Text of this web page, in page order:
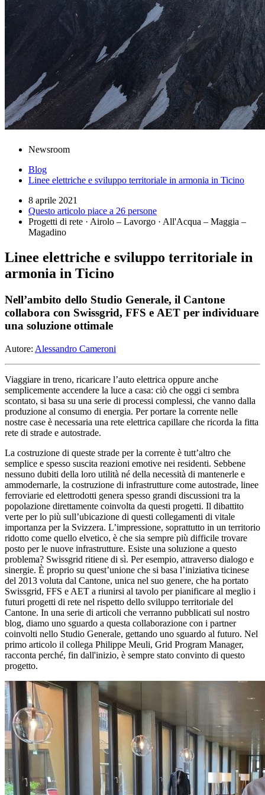
Newsroom
Blog
Linee elettriche e sviluppo territoriale in armonia in Ticino
8 aprile 2021
Questo articolo piace a 26 persone
Progetti di rete · Airolo – Lavorgo · All'Acqua – Maggia –
Magadino
Linee elettriche e sviluppo territoriale in
armonia in Ticino
Nell’ambito dello Studio Generale, il Cantone
collabora con Swissgrid, FFS e AET per individuare
una soluzione ottimale
Autore: Alessandro Cameroni
Viaggiare in treno, ricaricare l’auto elettrica oppure anche
semplicemente accendere la luce a casa: ciò che oggi ci sembra
scontato, si basa su una serie di processi complessi, che vanno dalla
produzione al consumo di energia. Per portare la corrente nelle
nostre case è necessaria una rete elettrica capillare che ricorda la fitta
rete di strade e autostrade.
La costruzione di queste strade per la corrente è tutt’altro che
semplice e spesso suscita reazioni emotive nei residenti. Sebbene
nessuno dubiti della loro utilità né della necessità di mantenerle e
ammodernarle, la costruzione di infrastrutture come autostrade, linee
ferroviarie ed elettrodotti genera spesso grandi discussioni tra la
popolazione direttamente coinvolta da questi progetti. Il dibattito
verte per lo più sull’ubicazione di questi collegamenti di vitale
importanza per la Svizzera. L’impressione, soprattutto in un territorio
ridotto come quello elvetico, è che sia sempre più difficile trovare
posto per le nuove infrastrutture. Esiste una soluzione a questo
problema? Swissgrid ritiene di sì. Per esempio, attraverso dialogo e
sinergie. È proprio su quest’unione che si basa l’iniziativa ticinese
del 2013 voluta dal Cantone, unica nel suo genere, che ha portato
Swissgrid, FFS e AET a riunirsi al tavolo per pianificare al meglio i
futuri progetti di rete nel rispetto dello sviluppo territoriale del
Cantone. In una serie di articoli che verranno pubblicati sul nostro
blog, diamo uno sguardo a questa collaborazione con i partner
coinvolti nello Studio Generale, gettando uno sguardo al futuro. Nel
primo articolo il collega Philippe Meuli, Grid Program Manager,
racconta perché, fin dall'inizio, è sempre stato convinto di questo
progetto.